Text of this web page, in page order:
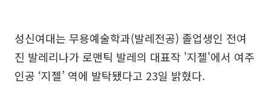
성신여대는 무용예술학과(발레전공) 졸업생인 전여
진 발레리나가 로맨틱 발레의 대표작 '지젤'에서 여주
인공 ‘지젤’ 역에 발탁됐다고 23일 밝혔다.